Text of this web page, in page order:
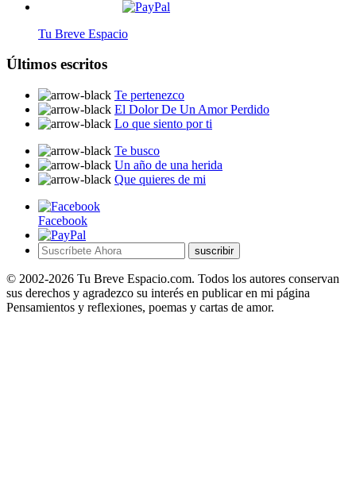
Tu Breve Espacio
Últimos escritos
Te pertenezco
El Dolor De Un Amor Perdido
Lo que siento por ti
Te busco
Un año de una herida
Que quieres de mi
Facebook
suscribir
© 2002-2026 Tu Breve Espacio.com. Todos los autores conservan
sus derechos y agradezco su interés en publicar en mi página
Pensamientos y reflexiones, poemas y cartas de amor.